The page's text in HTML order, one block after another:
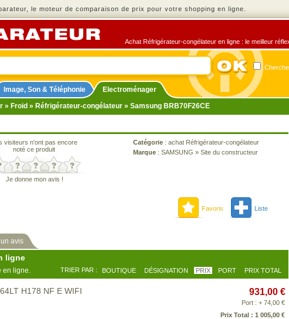
le moteur de comparaison de prix pour votre shopping en ligne.
Achat Réfrigérateur-congélateur en ligne : le meilleur
Image, Son & Téléphonie
Electroménager
» Froid » Réfrigérateur-congélateur » Samsung BRB70F26CE
visiteurs n'ont pas encore
noté ce produit
Je donne mon avis !
Catégorie : achat Réfrigérateur-congélateur
Marque : SAMSUNG » Site du constructeur
Favoris Liste
avis
ligne
en ligne. TRIER PAR : BOUTIQUE DÉSIGNATION PRIX PORT PRIX TOTAL
H178 NF E WIFI 931,00 €
Port : + 74,00 €
Prix Total : 1 005,00 €